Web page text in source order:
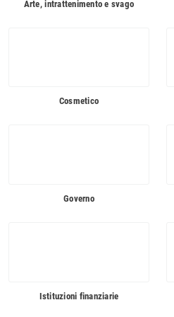
Arte, intrattenimento e svago
Cosmetico
Governo
Istituzioni finanziarie